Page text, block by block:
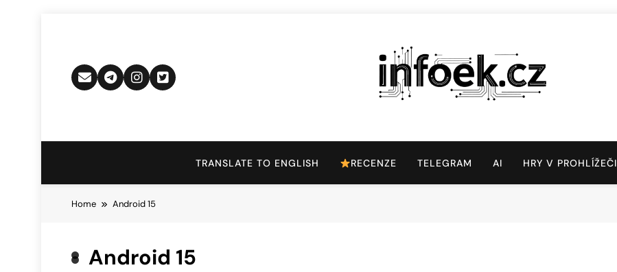
Infoek.cz
TRANSLATE TO ENGLISH RECENZE TELEGRAM AI HRY V PROHLÍŽEČI
Home Android 15
Android 15